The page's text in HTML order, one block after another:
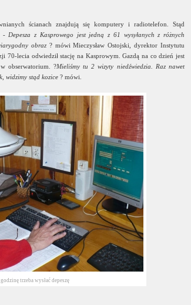
ścianach znajdują się komputery i radiotelefon. Stąd
-Depesza z Kasprowego jest jedną z 61 wysyłanych z różnych
obraz? mówi Mieczysław Ostojski, dyrektor Instytutu
lecia odwiedził stację na Kasprowym. Gazdą na co dzień jest
obserwatorium. ?Mieliśmy tu 2 wizyty niedźwiedzia. Raz nawet
widzimy stąd kozice ? mówi.
trzeba wysłać depeszę